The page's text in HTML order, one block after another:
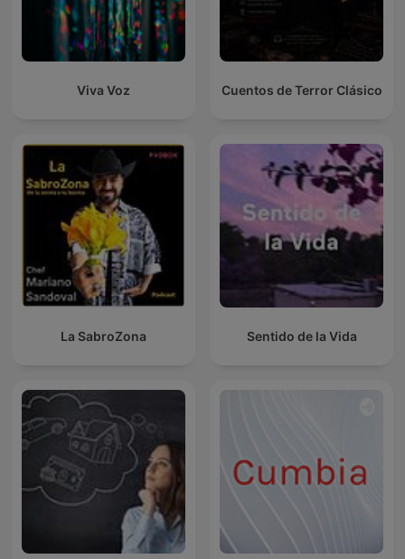
Viva Voz Cuentos de Terror Clásico
La SabroZona Sentido de la Vida